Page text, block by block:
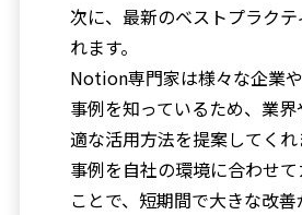
次に、最新のベストプラク
れます。
Notion専門家は様々な企業
事例を知っているため、業
適な活用方法を提案してく
事例を自社の環境に合わせ
ことで、短期間で大きな改